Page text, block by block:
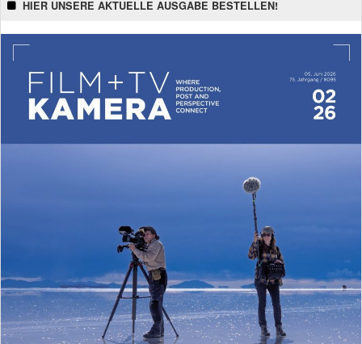
HIER UNSERE AKTUELLE AUSGABE BESTELLEN!